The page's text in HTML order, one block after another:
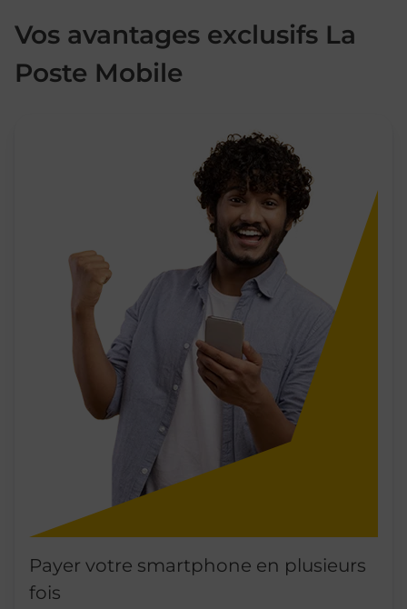
Vos avantages exclusifs La
Poste Mobile
Payer votre smartphone en plusieurs
fois